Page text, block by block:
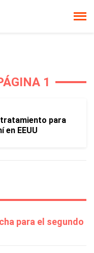
1
para
en EEUU
para el segundo